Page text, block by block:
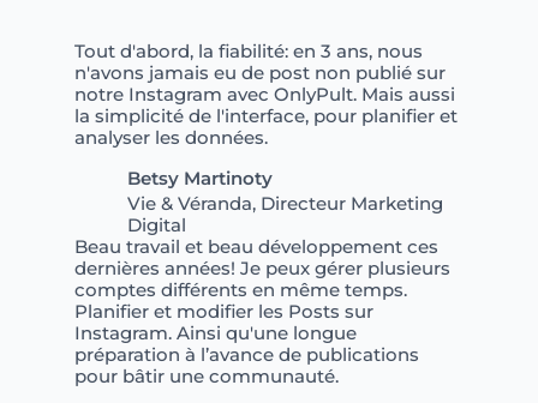
Tout d'abord, la fiabilité: en 3 ans, nous
n'avons jamais eu de post non publié sur
notre Instagram avec OnlyPult. Mais aussi
la simplicité de l'interface, pour planifier et
analyser les données.
Betsy Martinoty
Vie & Véranda, Directeur Marketing
Digital
Beau travail et beau développement ces
dernières années! Je peux gérer plusieurs
comptes différents en même temps.
Planifier et modifier les Posts sur
Instagram. Ainsi qu'une longue
préparation à l’avance de publications
pour bâtir une communauté.